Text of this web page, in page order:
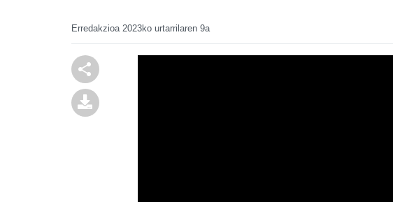
Erredakzioa 2023ko urtarrilaren 9a